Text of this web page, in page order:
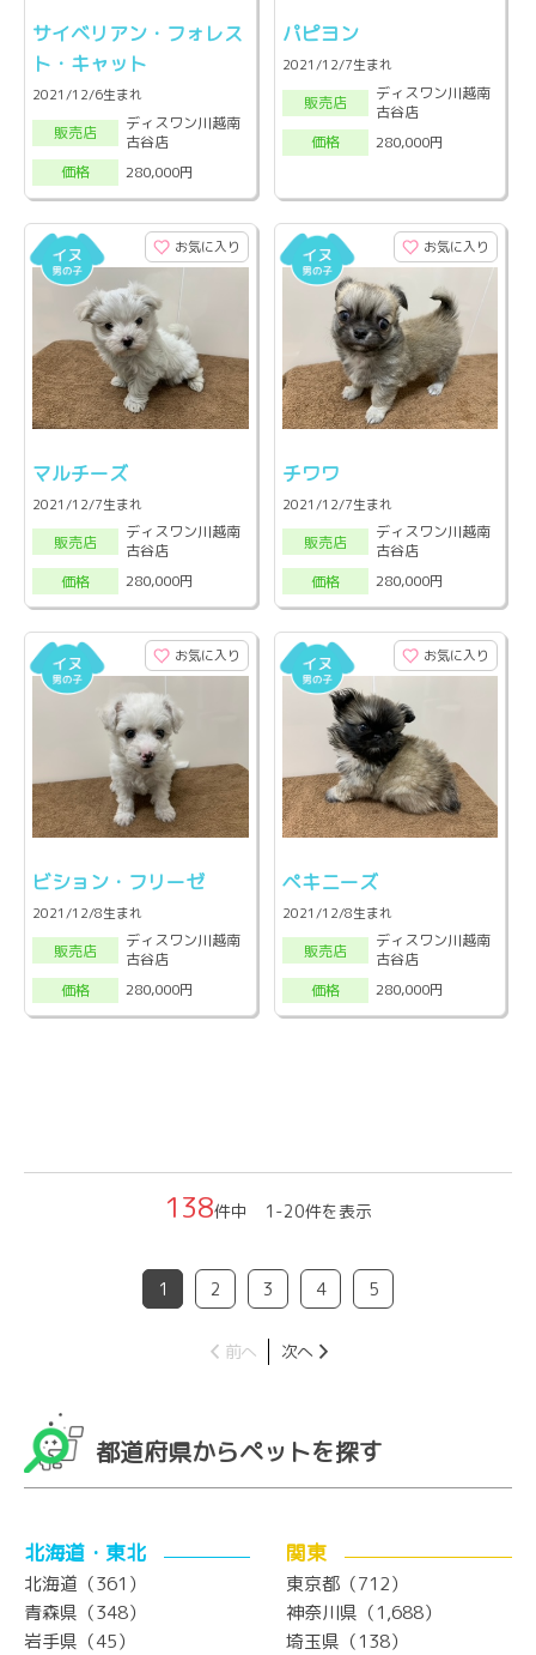
サイベリアン・フォレス
ト・キャット
2021/12/6生まれ
販売店
ディスワン川越南
古谷店
価格
280,000円
パピヨン
2021/12/7生まれ
販売店
ディスワン川越南
古谷店
価格
280,000円
お気に入り
マルチーズ
2021/12/7生まれ
販売店
ディスワン川越南
古谷店
価格
280,000円
お気に入り
チワワ
2021/12/7生まれ
販売店
ディスワン川越南
古谷店
価格
280,000円
お気に入り
ビション・フリーゼ
2021/12/8生まれ
販売店
ディスワン川越南
古谷店
価格
280,000円
お気に入り
ペキニーズ
2021/12/8生まれ
販売店
ディスワン川越南
古谷店
価格
280,000円
138件中 1-20件を表示
1 2 3 4 5
前へ 次へ
都道府県からペットを探す
北海道・東北
北海道（361）
青森県（348）
岩手県（45）
関東
東京都（712）
神奈川県（1,688）
埼玉県（138）